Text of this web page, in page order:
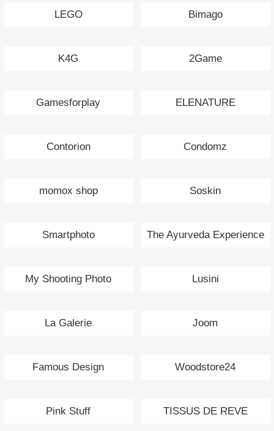
LEGO Bimago
K4G 2Game
Gamesforplay ELENATURE
Contorion Condomz
momox shop Soskin
Smartphoto The Ayurveda Experience
My Shooting Photo Lusini
La Galerie Joom
Famous Design Woodstore24
Pink Stuff TISSUS DE REVE